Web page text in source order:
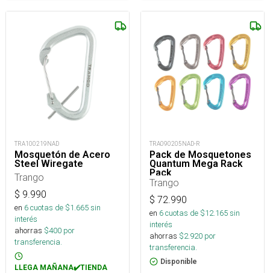
TRA100219NAD
Mosquetón de Acero
Steel Wiregate
Trango
$ 9.990
en 6cuotas de $1.665sin
interés
ahorras $400 por
transferencia.
LLEGA MAÑANA✔️TIENDA
TRA090205NAD-R
Pack de Mosquetones
Quantum Mega Rack
Pack
Trango
$ 72.990
en 6cuotas de $12.165sin
interés
ahorras $2.920 por
transferencia.
Disponible